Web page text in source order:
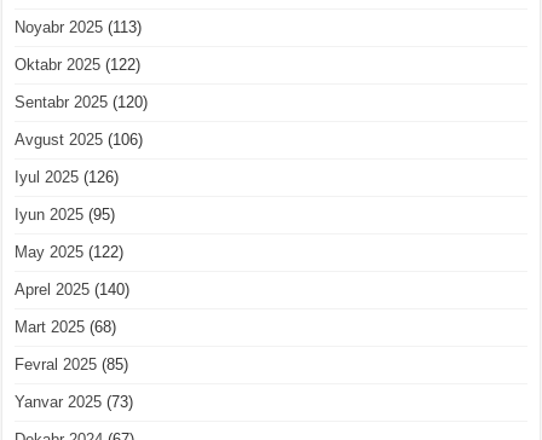
Noyabr 2025 (113)
Oktabr 2025 (122)
Sentabr 2025 (120)
Avgust 2025 (106)
Iyul 2025 (126)
Iyun 2025 (95)
May 2025 (122)
Aprel 2025 (140)
Mart 2025 (68)
Fevral 2025 (85)
Yanvar 2025 (73)